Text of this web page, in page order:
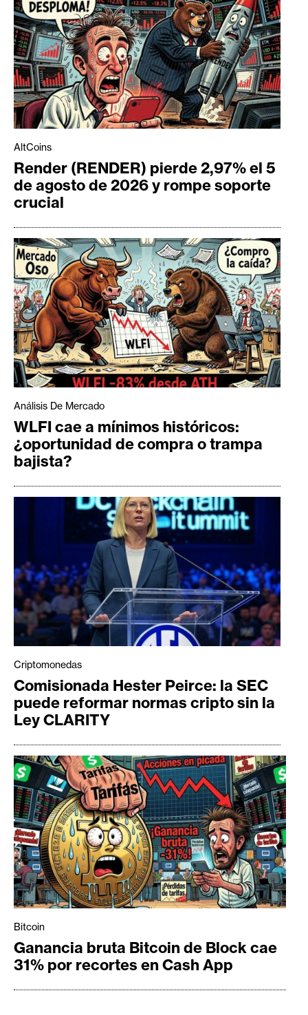
AltCoins
Render (RENDER) pierde 2,97% el 5
de agosto de 2026 y rompe soporte
crucial
Análisis De Mercado
WLFI cae a mínimos históricos:
¿oportunidad de compra o trampa
bajista?
Criptomonedas
Comisionada Hester Peirce: la SEC
puede reformar normas cripto sin la
Ley CLARITY
Bitcoin
Ganancia bruta Bitcoin de Block cae
31% por recortes en Cash App